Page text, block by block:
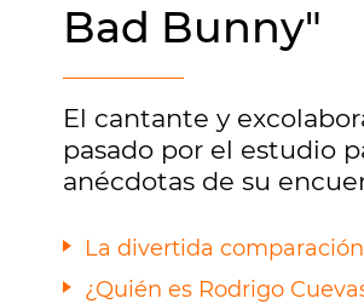
Bad Bunny"
El cantante y
pasado por el estudio
anécdotas de su
La divertida
¿Quién es Rodrigo